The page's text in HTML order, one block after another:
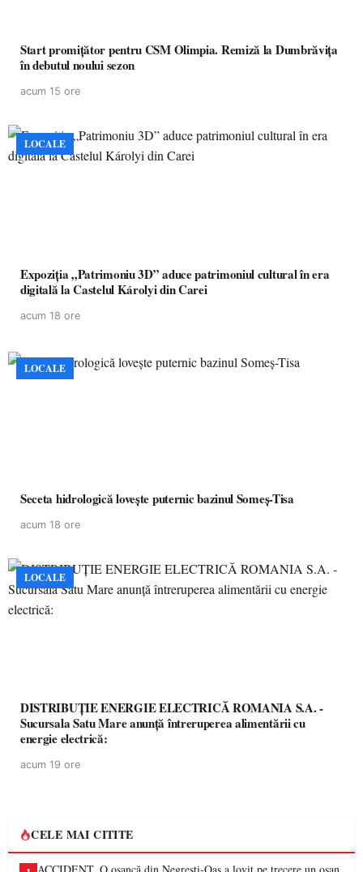
Start promițător pentru CSM Olimpia. Remiză la Dumbrăvița
în debutul noului sezon
acum 15 ore
LOCALE
Expoziția „Patrimoniu 3D” aduce patrimoniul cultural în era
digitală la Castelul Károlyi din Carei
acum 18 ore
LOCALE
Seceta hidrologică lovește puternic bazinul Someș-Tisa
acum 18 ore
LOCALE
DISTRIBUȚIE ENERGIE ELECTRICĂ ROMANIA S.A. -
Sucursala Satu Mare anunţă întreruperea alimentării cu
energie electrică:
acum 19 ore
CELE MAI CITITE